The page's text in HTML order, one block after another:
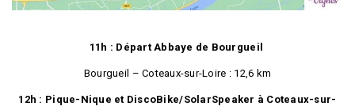
11h : Départ Abbaye de Bourgueil
Bourgueil – Coteaux-sur-Loire : 12,6 km
12h : Pique-Nique et DiscoBike/SolarSpeaker à Coteaux-sur-